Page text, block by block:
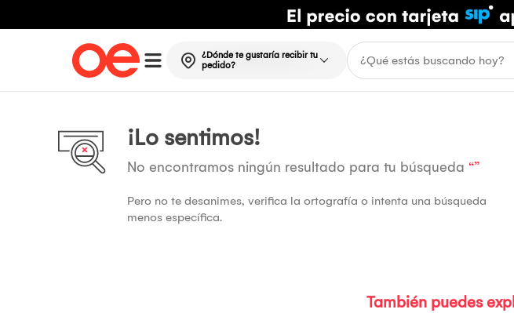
¿Dónde te gustaría recibir tu
pedido?
¡Lo sentimos!
No encontramos ningún resultado para tu búsqueda “”
Pero no te desanimes, verifica la ortografía o intenta una búsqueda
menos específica.
También puedes